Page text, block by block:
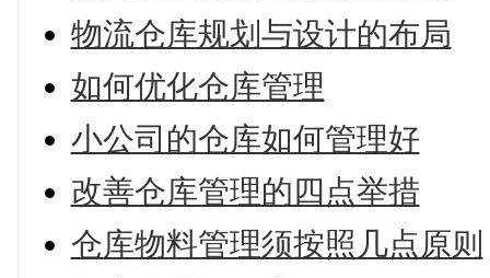
物流仓库规划与设计的布局
如何优化仓库管理
小公司的仓库如何管理好
改善仓库管理的四点举措
仓库物料管理须按照几点原则